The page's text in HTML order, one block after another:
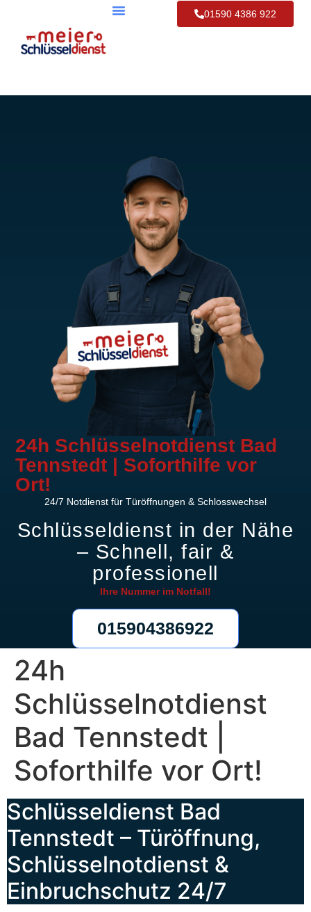
01590 4386 922
24h Schlüsselnotdienst Bad
Tennstedt | Soforthilfe vor
Ort!
24/7 Notdienst für Türöffnungen & Schlosswechsel
Schlüsseldienst in der Nähe
– Schnell, fair &
professionell
Ihre Nummer im Notfall!
015904386922
24h
Schlüsselnotdienst
Bad Tennstedt |
Soforthilfe vor Ort!
Schlüsseldienst Bad
Tennstedt – Türöffnung,
Schlüsselnotdienst &
Einbruchschutz 24/7